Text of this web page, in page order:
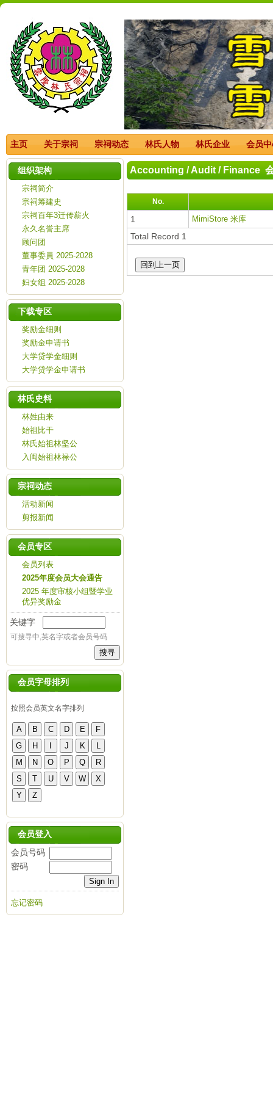
主页 关于宗祠 宗祠动态 林氏人物 林氏企业 会员
组织架构
宗祠简介
宗祠筹建史
宗祠百年3迁传薪火
永久名誉主席
顾问团
董事委員 2025-2028
青年团 2025-2028
妇女组 2025-2028
下载专区
奖励金细则
奖励金申请书
大学贷学金细则
大学贷学金申请书
林氏史料
林姓由来
始祖比干
林氏始祖林坚公
入闽始祖林禄公
宗祠动态
活动新闻
剪报新闻
会员专区
会员列表
2025年度会员大会通告
2025 年度审核小组暨学业
优异奖励金
关键字
可搜寻中,英名字或者会员号码
会员字母排列
按照会员英文名字排列
会员登入
会员号码
密码
忘记密码
Accounting / Audit / Finance
No.
1 MimiStore 米库
Total Record 1